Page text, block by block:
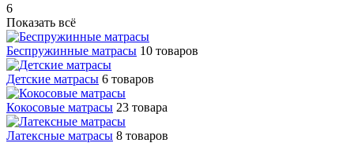
6
Показать всё
Беспружинные матрасы 10 товаров
Детские матрасы 6 товаров
Кокосовые матрасы 23 товара
Латексные матрасы 8 товаров